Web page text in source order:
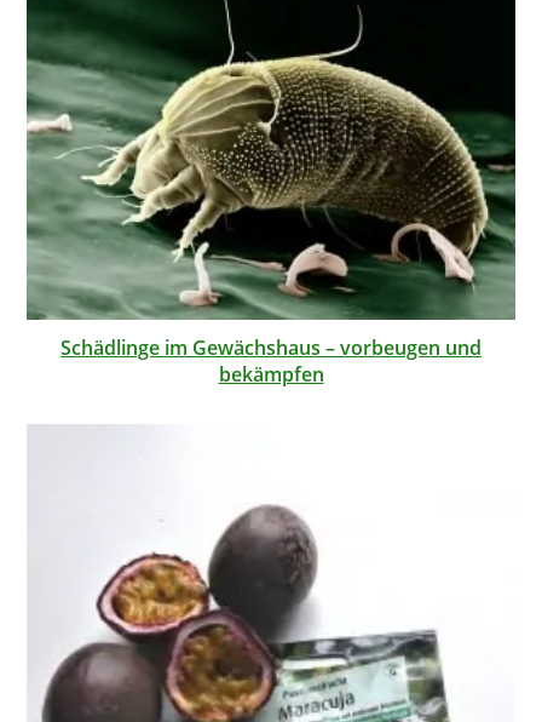
Schädlinge im Gewächshaus – vorbeugen und
bekämpfen